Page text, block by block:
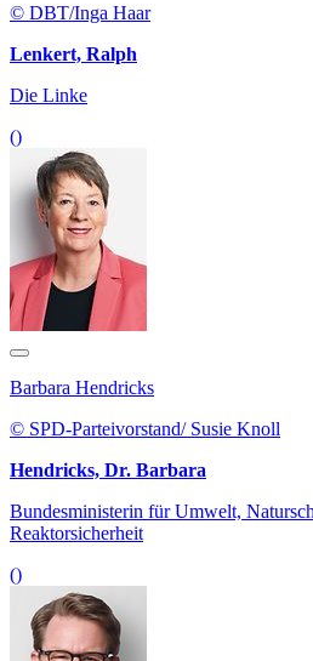
© DBT/Inga Haar
Lenkert, Ralph
Die Linke
()
Barbara Hendricks
© SPD-Parteivorstand/ Susie Knoll
Hendricks, Dr. Barbara
Bundesministerin für Umwelt,
Reaktorsicherheit
()